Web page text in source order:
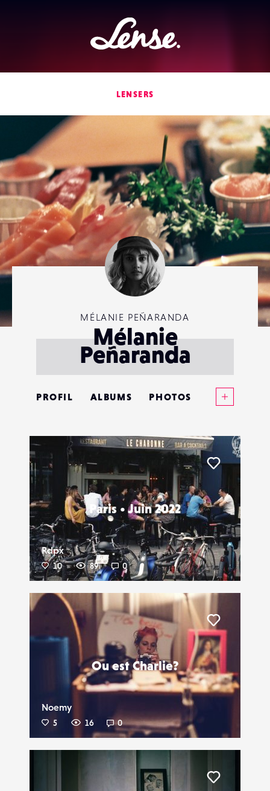
Lense
LENSERS
MÉLANIE PEÑARANDA
Mélanie
Peñaranda
PROFIL ALBUMS PHOTOS
MATÉRIELS
CONTACTS
ÉVÉNEMENTS
FAVORIS
Paris • Juin 2022
Rdpx
10 89 0
Ou est Charlie?
Noemy
5 16 0